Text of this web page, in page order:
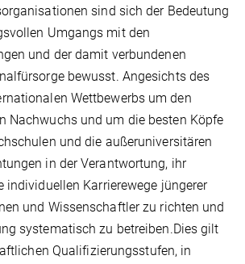
sind sich der Bedeutung
Umgangs mit den
und der damit verbundenen
bewusst. Angesichts des
Wettbewerbs um den
Nachwuchs und um die besten Köpfe
und die außeruniversitären
in der Verantwortung, ihr
individuellen Karrierewege jüngerer
und Wissenschaftler zu richten und
systematisch zu betreiben.Dies gilt
Qualifizierungsstufen, in